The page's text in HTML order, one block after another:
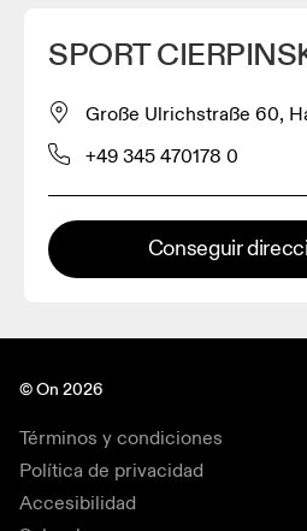
SPORT
Große Ulrichstraße 60,
+49 345 470178 0
Conseguir
© On 2026
Términos y condiciones
Política de privacidad
Accesibilidad